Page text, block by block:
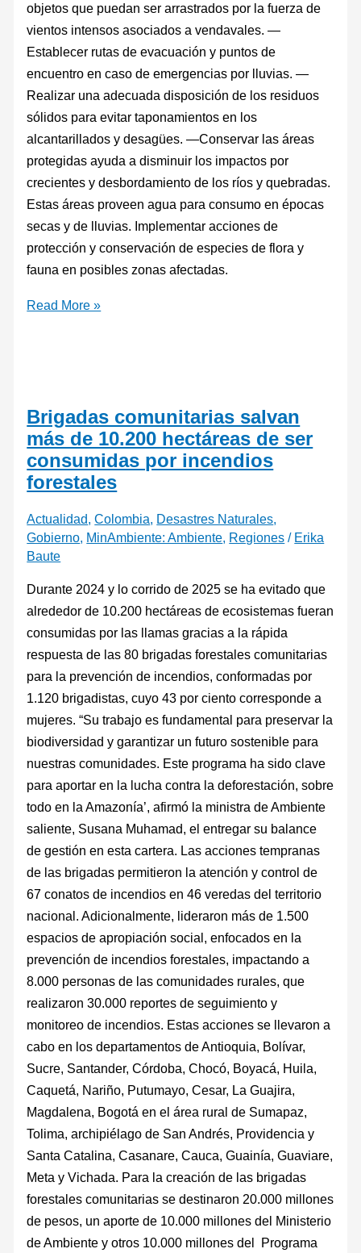
objetos que puedan ser arrastrados por la fuerza de
vientos intensos asociados a vendavales. —
Establecer rutas de evacuación y puntos de
encuentro en caso de emergencias por lluvias. —
Realizar una adecuada disposición de los residuos
sólidos para evitar taponamientos en los
alcantarillados y desagües. —Conservar las áreas
protegidas ayuda a disminuir los impactos por
crecientes y desbordamiento de los ríos y quebradas.
Estas áreas proveen agua para consumo en épocas
secas y de lluvias. Implementar acciones de
protección y conservación de especies de flora y
fauna en posibles zonas afectadas.
Read More »
Brigadas comunitarias salvan
más de 10.200 hectáreas de ser
consumidas por incendios
forestales
Actualidad,Colombia, Desastres Naturales,
Gobierno, MinAmbiente: Ambiente, Regiones / Erika
Baute
Durante 2024 y lo corrido de 2025 se ha evitado que
alrededor de 10.200 hectáreas de ecosistemas fueran
consumidas por las llamas gracias a la rápida
respuesta de las 80 brigadas forestales comunitarias
para la prevención de incendios, conformadas por
1.120 brigadistas, cuyo 43 por ciento corresponde a
mujeres. “Su trabajo es fundamental para preservar la
biodiversidad y garantizar un futuro sostenible para
nuestras comunidades. Este programa ha sido clave
para aportar en la lucha contra la deforestación, sobre
todo en la Amazonía’, afirmó la ministra de Ambiente
saliente, Susana Muhamad, el entregar su balance
de gestión en esta cartera. Las acciones tempranas
de las brigadas permitieron la atención y control de
67 conatos de incendios en 46 veredas del territorio
nacional. Adicionalmente, lideraron más de 1.500
espacios de apropiación social, enfocados en la
prevención de incendios forestales, impactando a
8.000 personas de las comunidades rurales, que
realizaron 30.000 reportes de seguimiento y
monitoreo de incendios. Estas acciones se llevaron a
cabo en los departamentos de Antioquia, Bolívar,
Sucre, Santander, Córdoba, Chocó, Boyacá, Huila,
Caquetá, Nariño, Putumayo, Cesar, La Guajira,
Magdalena, Bogotá en el área rural de Sumapaz,
Tolima, archipiélago de San Andrés, Providencia y
Santa Catalina, Casanare, Cauca, Guainía, Guaviare,
Meta y Vichada. Para la creación de las brigadas
forestales comunitarias se destinaron 20.000 millones
de pesos, un aporte de 10.000 millones del Ministerio
de Ambiente y otros 10.000 millones del Programa